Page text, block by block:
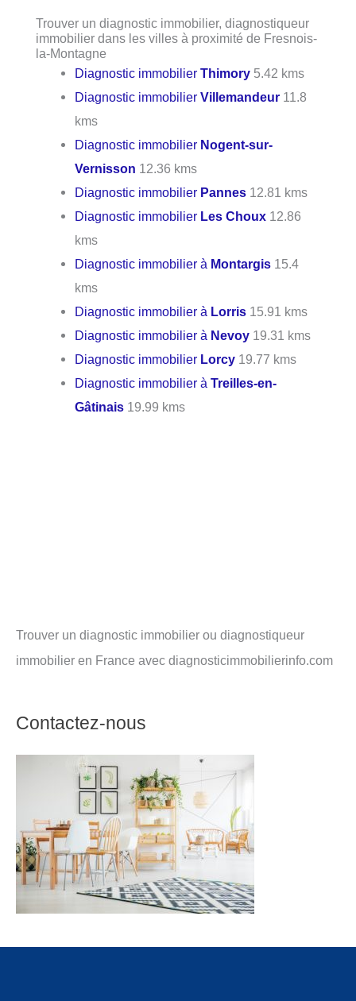
Trouver un diagnostic immobilier, diagnostiqueur
immobilier dans les villes à proximité de Fresnois-
la-Montagne
Diagnostic immobilierThimory 5.42 kms
Diagnostic immobilierVillemandeur 11.8
kms
Diagnostic immobilier Nogent-sur-
Vernisson 12.36 kms
Diagnostic immobilier Pannes 12.81 kms
Diagnostic immobilier Les Choux 12.86
kms
Diagnostic immobilier à Montargis 15.4
kms
Diagnostic immobilier à Lorris 15.91 kms
Diagnostic immobilier à Nevoy 19.31 kms
Diagnostic immobilier Lorcy 19.77 kms
Diagnostic immobilier àTreilles-en-
Gâtinais 19.99 kms
Trouver un diagnostic immobilier ou diagnostiqueur
immobilier en France avec diagnosticimmobilierinfo.com
Contactez-nous